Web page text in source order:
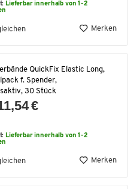
Lieferbar innerhalb von 1-2
Merken
QuickFix Elastic Long,
f. Spender,
30 Stück
€
Lieferbar innerhalb von 1-2
Merken